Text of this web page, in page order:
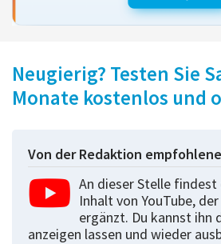
Neugierig? Testen Sie
Monate kostenlos und
Von der Redaktion
An dieser Stelle findest
Inhalt von YouTube,
ergänzt. Du kannst ihn
anzeigen lassen und wieder